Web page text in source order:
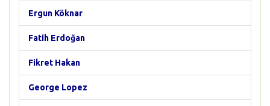
Ergun Köknar
Fatih Erdoğan
Fikret Hakan
George Lopez